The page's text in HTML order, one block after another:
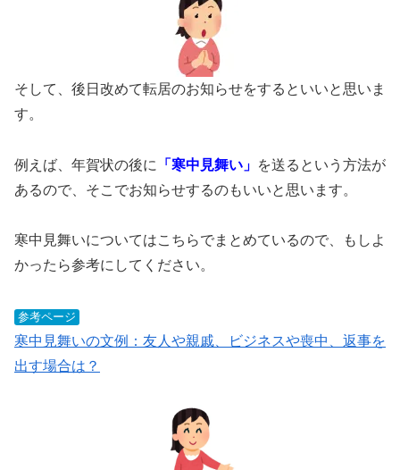
そして、後日改めて転居のお知らせをするといいと思いま
す。
例えば、年賀状の後に 「寒中見舞い」 を送るという方法が
あるので、そこでお知らせするのもいいと思います。
寒中見舞いについてはこちらでまとめているので、もしよ
かったら参考にしてください。
参考ページ
寒中見舞いの文例：友人や親戚、ビジネスや喪中、返事を
出す場合は？